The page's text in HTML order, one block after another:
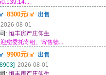
8300元/㎡ 出售
2026-08-01
:恒丰房产庄仰生
您委托寄租、寄售物...
9900元/㎡ 出售
2026-08-01
:恒丰房产庄仰生